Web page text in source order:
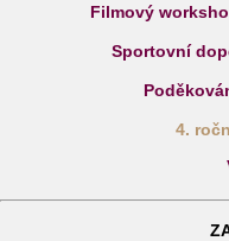
Filmový
Sportovní
4.